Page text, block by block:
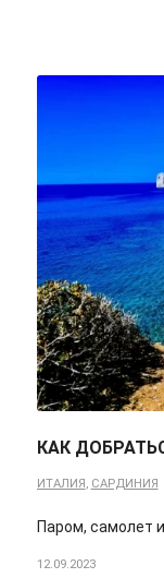
КАК
ИТАЛИЯ , САРДИНИЯ
Паром, самолет
12.09.2023